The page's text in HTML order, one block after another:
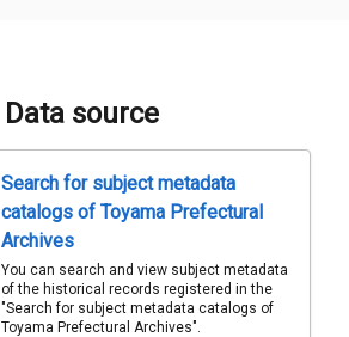
Data source
Search for subject metadata
catalogs of Toyama Prefectural
Archives
You can search and view subject metadata
of the historical records registered in the
"Search for subject metadata catalogs of
Toyama Prefectural Archives".